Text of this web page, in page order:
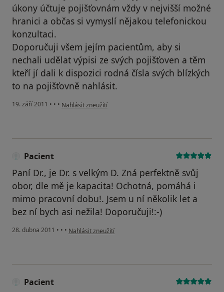
úkony účtuje pojišťovnám vždy v nejvišší možné
hranici a občas si vymyslí nějakou telefonickou
konzultaci.
Doporučuji všem jejím pacientům, aby si
nechali udělat výpisi ze svých pojišťoven a těm
kteří jí dali k dispozici rodná čísla svých blízkých
to na pojišťovně nahlásit.
19. září 2011 • • • podle názoru uživatele Váš účet byl odstraněn
Nahlásit zneužití
Pacient
Paní Dr., je Dr. s velkým D. Zná perfektně svůj
obor, dle mě je kapacita! Ochotná, pomáhá i
mimo pracovní dobu!. Jsem u ní několik let a
bez ní bych asi nežila! Doporučuji!:-)
28. dubna 2011 • • • podle názoru uživatele Pacient
Nahlásit zneužití
Pacient